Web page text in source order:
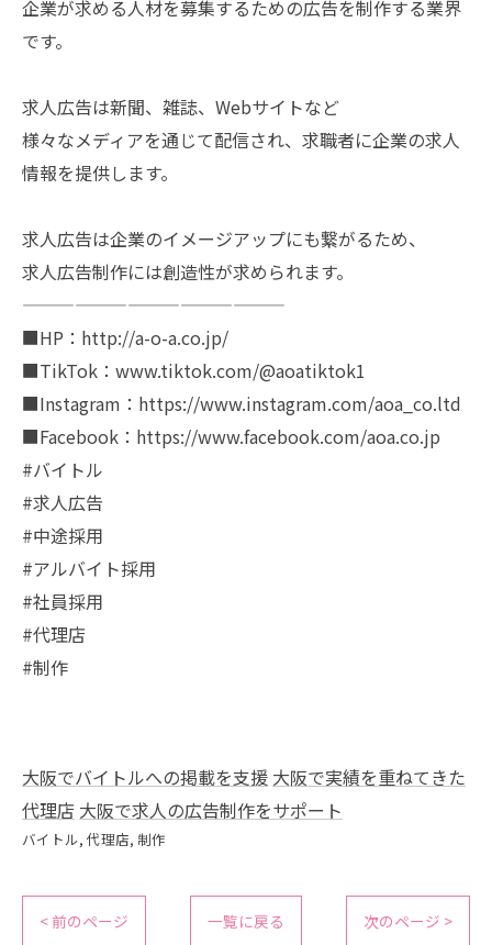
企業が求める人材を募集するための広告を制作する業界
です。
求人広告は新聞、雑誌、Webサイトなど
様々なメディアを通じて配信され、求職者に企業の求人
情報を提供します。
求人広告は企業のイメージアップにも繋がるため、
求人広告制作には創造性が求められます。
———————————————
■HP：http://a-o-a.co.jp/
■TikTok：www.tiktok.com/@aoatiktok1
■Instagram：https://www.instagram.com/aoa_co.ltd
■Facebook：https://www.facebook.com/aoa.co.jp
#バイトル
#求人広告
#中途採用
#アルバイト採用
#社員採用
#代理店
#制作
大阪でバイトルへの掲載を支援 大阪で実績を重ねてきた
代理店 大阪で求人の広告制作をサポート
バイトル 代理店 制作
< 前のページ 一覧に戻る 次のページ >